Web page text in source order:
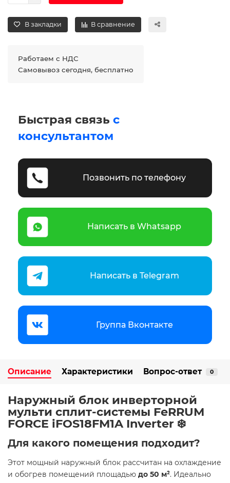
В закладки В сравнение
Работаем с НДС
Самовывоз сегодня, бесплатно
Быстрая связь с
консультантом
Позвонить по телефону
Написать в Whatsapp
Написать в Telegram
Группа Вконтакте
Описание Характеристики Вопрос-ответ 0
Наружный блок инверторной
мульти сплит-системы FeRRUM
FORCE iFOS18FM1A Inverter ❄️
Для какого помещения подходит?
Этот мощный наружный блок рассчитан на охлаждение
и обогрев помещений площадью до 50 м². Идеально